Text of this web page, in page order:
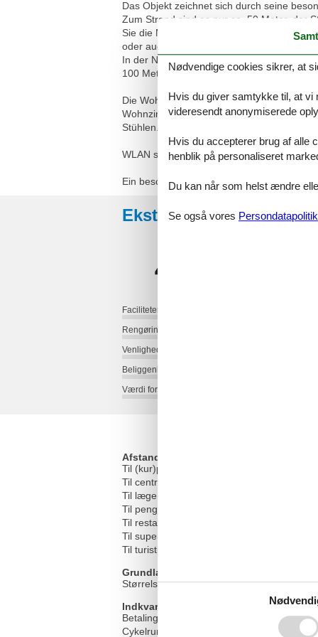
Das Objekt zeichnet sich durch seine
Zum Strand sind es nur ca. 50 Meter, der
Sie die Möglichkeit, Frühstücksbrötchen
oder auch das Frühstücksbüffet sind im
In der Nähe befinden sich zahlreiche
100 Meter entfernt. Alle Wohnungen
Die Wohnung ist im 1. Obergeschoss
Wohnzimmer, angrenzende Küche,
Stühlen. Küche ist mit Kühlschrank, 2
WLAN steht Ihnen in allen Bereichen
Ein beschrankter Parkplatz befindet sich
Eksterne anmeldelser
4,5
Faciliteter:
Rengøring:
Venlighed:
Beliggenhed:
Værdi for pengene:
Afstande
Til (kur)parken/skoven
Til centrum
Til lægen
Til pengeautomaten/banken
Til restauranten
Til supermarkedet
Til turistinformationen
Grundlæggende faciliteter
Størrelse
Indkvartering Faciliteter
Betalingskort
Cykelrum aflåselig
Nødvendige cookies sikrer, at
Hvis du giver samtykke til, at vi
videresendt anonymiserede
Hvis du accepterer brug af alle
henblik på personaliseret
Du kan når som helst ændre
Se også vores Persondatapolitik